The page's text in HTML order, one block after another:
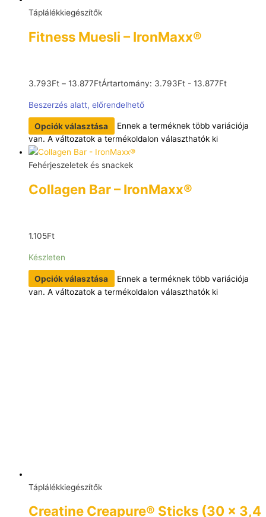
Táplálékkiegészítők
Fitness Muesli – IronMaxx®
3.793Ft – 13.877FtÁrtartomány: 3.793Ft - 13.877Ft
Beszerzés alatt, előrendelhető
Opciók választása
Ennek a terméknek több variációja
van. A változatok a termékoldalon választhatók ki
Fehérjeszeletek és snackek
Collagen Bar – IronMaxx®
1.105Ft
Készleten
Opciók választása
Ennek a terméknek több variációja
van. A változatok a termékoldalon választhatók ki
Táplálékkiegészítők
Creatine Creapure® Sticks (30 x 3,4